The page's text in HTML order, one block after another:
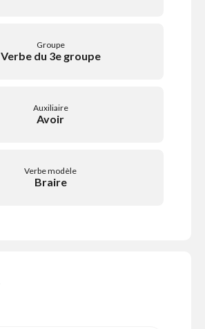
Groupe
Verbe du 3e groupe
Auxiliaire
Avoir
Verbe modèle
Braire